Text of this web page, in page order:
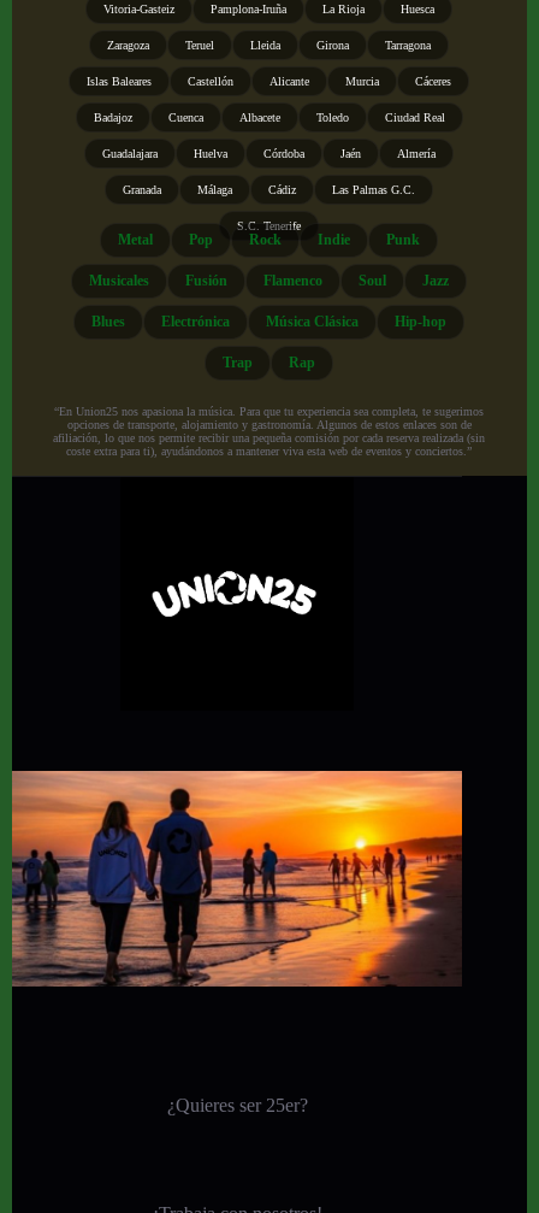
Vitoria-Gasteiz Pamplona-Iruña La Rioja Huesca
Zaragoza Teruel Lleida Girona Tarragona
Islas Baleares Castellón Alicante Murcia Cáceres
Badajoz Cuenca Albacete Toledo Ciudad Real
Guadalajara Huelva Córdoba Jaén Almería
Granada Málaga Cádiz Las Palmas G.C.
S.C. Tenerife
Metal Pop Rock Indie Punk
Musicales Fusión Flamenco Soul Jazz
Blues Electrónica Música Clásica Hip-hop
Trap Rap
“En Union25 nos apasiona la música. Para que tu experiencia sea completa, te sugerimos
opciones de transporte, alojamiento y gastronomía. Algunos de estos enlaces son de
afiliación, lo que nos permite recibir una pequeña comisión por cada reserva realizada (sin
coste extra para ti), ayudándonos a mantener viva esta web de eventos y conciertos.”
¿Quieres ser 25er?